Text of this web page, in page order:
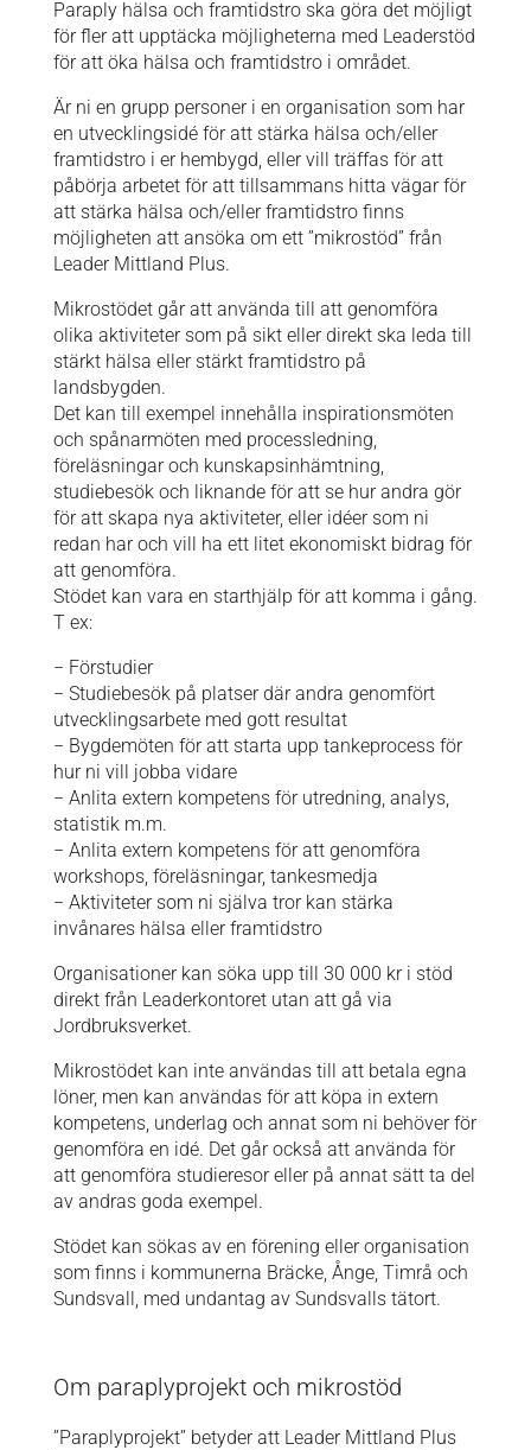
Paraply hälsa och framtidstro ska göra det möjligt
för fler att upptäcka möjligheterna med Leaderstöd
för att öka hälsa och framtidstro i området.
Är ni en grupp personer i en organisation som har
en utvecklingsidé för att stärka hälsa och/eller
framtidstro i er hembygd, eller vill träffas för att
påbörja arbetet för att tillsammans hitta vägar för
att stärka hälsa och/eller framtidstro finns
möjligheten att ansöka om ett ”mikrostöd” från
Leader Mittland Plus.
Mikrostödet går att använda till att genomföra
olika aktiviteter som på sikt eller direkt ska leda till
stärkt hälsa eller stärkt framtidstro på
landsbygden.
Det kan till exempel innehålla inspirationsmöten
och spånarmöten med processledning,
föreläsningar och kunskapsinhämtning,
studiebesök och liknande för att se hur andra gör
för att skapa nya aktiviteter, eller idéer som ni
redan har och vill ha ett litet ekonomiskt bidrag för
att genomföra.
Stödet kan vara en starthjälp för att komma i gång.
T ex:
− Förstudier
− Studiebesök på platser där andra genomfört
utvecklingsarbete med gott resultat
− Bygdemöten för att starta upp tankeprocess för
hur ni vill jobba vidare
− Anlita extern kompetens för utredning, analys,
statistik m.m.
− Anlita extern kompetens för att genomföra
workshops, föreläsningar, tankesmedja
− Aktiviteter som ni själva tror kan stärka
invånares hälsa eller framtidstro
Organisationer kan söka upp till 30 000 kr i stöd
direkt från Leaderkontoret utan att gå via
Jordbruksverket.
Mikrostödet kan inte användas till att betala egna
löner, men kan användas för att köpa in extern
kompetens, underlag och annat som ni behöver för
genomföra en idé. Det går också att använda för
att genomföra studieresor eller på annat sätt ta del
av andras goda exempel.
Stödet kan sökas av en förening eller organisation
som finns i kommunerna Bräcke, Ånge, Timrå och
Sundsvall, med undantag av Sundsvalls tätort.
Om paraplyprojekt och mikrostöd
”Paraplyprojekt” betyder att Leader Mittland Plus